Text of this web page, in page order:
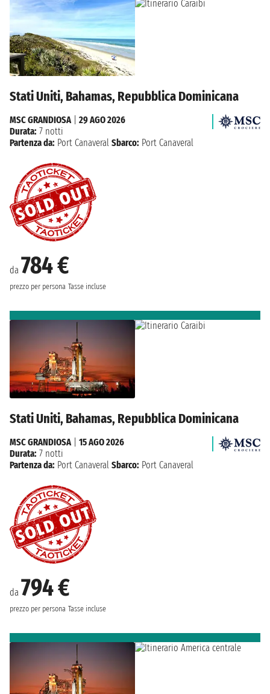
Stati Uniti, Bahamas, Repubblica Dominicana
da 784 €
prezzo per persona Tasse incluse
MSC GRANDIOSA| 29 AGO 2026
Durata: 7 notti
Partenza da: Port Canaveral Sbarco: Port Canaveral
Stati Uniti, Bahamas, Repubblica Dominicana
da 794 €
prezzo per persona Tasse incluse
MSC GRANDIOSA
15 AGO 2026
Durata: 7 notti
Partenza da: Port Canaveral Sbarco: Port Canaveral